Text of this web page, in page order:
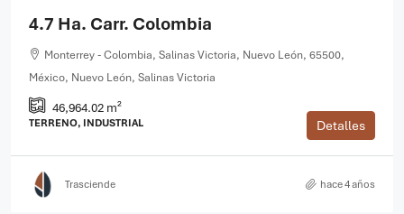
4.7 Ha. Carr. Colombia
Monterrey - Colombia, Salinas Victoria, Nuevo León, 65500,
México, Nuevo León, Salinas Victoria
46,964.02 m²
TERRENO, INDUSTRIAL Detalles
Trasciende hace 4 años